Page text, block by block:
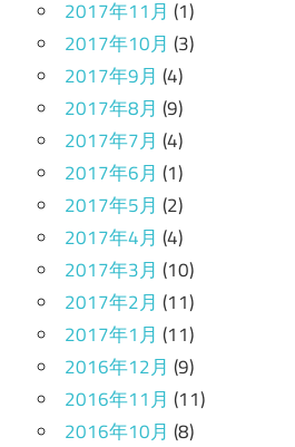
2017年11月 (1)
2017年10月 (3)
2017年9月 (4)
2017年8月 (9)
2017年7月 (4)
2017年6月 (1)
2017年5月 (2)
2017年4月 (4)
2017年3月 (10)
2017年2月 (11)
2017年1月 (11)
2016年12月 (9)
2016年11月 (11)
2016年10月 (8)